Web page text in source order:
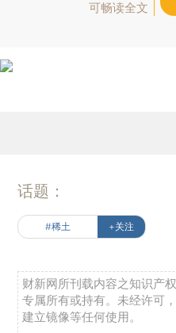
可畅读全文
话题：
#稀土 +关注
财新网所刊载内容之知识产
专属所有或持有。未经许可
建立镜像等任何使用。